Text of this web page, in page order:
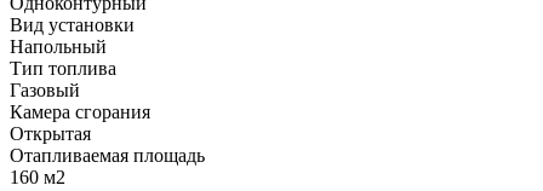
Вид установки
Напольный
Тип топлива
Газовый
Камера сгорания
Открытая
Отапливаемая площадь
160 м2